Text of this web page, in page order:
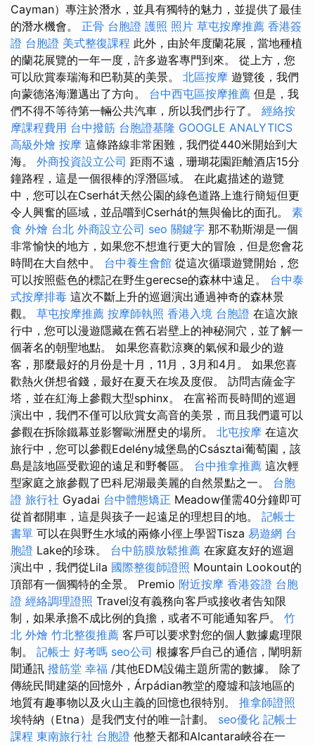
Cayman）專注於潛水，並具有獨特的魅力，並提供了最佳
的潛水機會。 正骨 台胞證 護照 照片 草屯按摩推薦 香港簽
證 台胞證 美式整復課程 此外，由於年度蘭花展，當地種植
的蘭花展覽的一年一度，許多遊客專門到來。 從上方，您
可以欣賞泰瑞海和巴勒莫的美景。 北區按摩 遊覽後，我們
向蒙德洛海灘邁出了方向。 台中西屯區按摩推薦 但是，我
們不得不等待第一輛公共汽車，所以我們步行了。 經絡按
摩課程費用 台中撥筋 台胞證基隆 GOOGLE ANALYTICS
高級外燴 按摩 這條路線非常困難，我們從440米開始到大
海。 外商投資設立公司 距雨不遠，珊瑚花園距離酒店15分
鐘路程，這是一個很棒的浮潛區域。 在此處描述的遊覽
中，您可以在Cserhát天然公園的綠色道路上進行簡短但更
令人興奮的區域，並品嚐到Cserhát的無與倫比的面孔。 素
食 外燴 台北 外商設立公司 seo 關鍵字 那不勒斯湖是一個
非常愉快的地方，如果您不想進行更大的冒險，但是您會花
時間在大自然中。 台中養生會館 從這次循環遊覽開始，您
可以按照藍色的標記在野生gerecse的森林中遠足。 台中泰
式按摩排毒 這次不斷上升的巡迴演出通過神奇的森林景
觀。 草屯按摩推薦 按摩師執照 香港入境 台胞證 在這次旅
行中，您可以漫遊隱藏在舊石岩壁上的神秘洞穴，並了解一
個著名的朝聖地點。 如果您喜歡涼爽的氣候和最少的遊
客，那麼最好的月份是十月，11月，3月和4月。 如果您喜
歡熱火併想省錢，最好在夏天在埃及度假。 訪問吉薩金字
塔，並在紅海上參觀大型sphinx。 在富裕而長時間的巡迴
演出中，我們不僅可以欣賞女高音的美景，而且我們還可以
參觀在拆除鐵幕並影響歐洲歷史的場所。 北屯按摩 在這次
旅行中，您可以參觀Edelény城堡島的Császtai葡萄園，該
島是該地區受歡迎的遠足和野餐區。 台中推拿推薦 這次輕
型家庭之旅參觀了巴科尼湖最美麗的自然景點之一。 台胞
證 旅行社 Gyadai 台中體態矯正 Meadow僅需40分鐘即可
從首都開車，這是與孩子一起遠足的理想目的地。 記帳士
書單 可以在與野生水域的兩條小徑上學習Tisza 易遊網 台
胞證 Lake的珍珠。 台中筋膜放鬆推薦 在家庭友好的巡迴
演出中，我們從Lila 國際整復師證照 Mountain Lookout的
頂部有一個獨特的全景。 Premio 附近按摩 香港簽證 台胞
證 經絡調理證照 Travel沒有義務向客戶或接收者告知限
制，如果承擔不成比例的負擔，或者不可能通知客戶。 竹
北 外燴 竹北整復推薦 客戶可以要求對您的個人數據處理限
制。 記帳士 好考嗎 seo公司 根據客戶自己的通信，闡明新
聞通訊 撥筋堂 幸福 /其他EDM設備主題所需的數據。 除了
傳統民間建築的回憶外，Árpádian教堂的廢墟和該地區的
地質有趣事物以及火山主義的回憶也很特別。 推拿師證照
埃特納（Etna）是我們支付的唯一計劃。 seo優化 記帳士
課程 東南旅行社 台胞證 他整天都和Alcantara峽谷在一